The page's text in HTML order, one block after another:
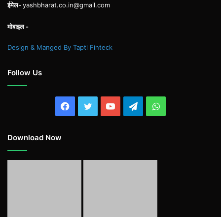
ईमेल-yashbharat.co.in@gmail.com
मोबाइल -
Design & Manged By Tapti Finteck
Follow Us
Facebook
TwitterYouTubeTelegramWhatsApp
Download Now